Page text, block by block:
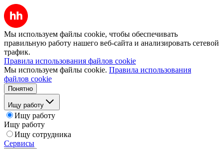
Мы используем файлы cookie, чтобы обеспечивать
правильную работу нашего веб-сайта и анализировать сетевой
трафик.
Правила использования файлов cookie
Мы используем файлы cookie. Правила использования
файлов cookie
Понятно
Ищу работу
Ищу работу
Ищу работу
Ищу сотрудника
Сервисы